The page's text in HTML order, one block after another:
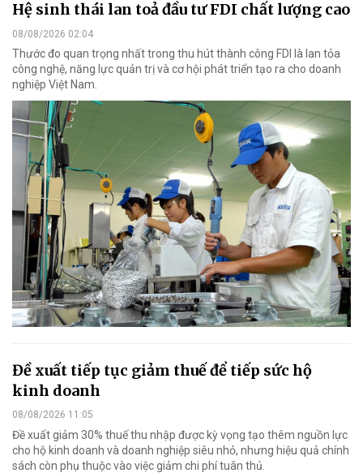
Hệ sinh thái lan toả đầu tư FDI chất lượng cao
08/08/2026 02:04
Thước đo quan trọng nhất trong thu hút thành công FDI là lan tỏa
công nghệ, năng lực quản trị và cơ hội phát triển tạo ra cho doanh
nghiệp Việt Nam.
Đề xuất tiếp tục giảm thuế để tiếp sức hộ
kinh doanh
08/08/2026 11:05
Đề xuất giảm 30% thuế thu nhập được kỳ vọng tạo thêm nguồn lực
cho hộ kinh doanh và doanh nghiệp siêu nhỏ, nhưng hiệu quả chính
sách còn phụ thuộc vào việc giảm chi phí tuân thủ.